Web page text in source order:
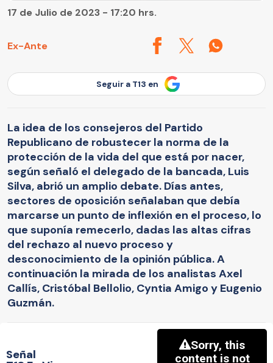
Ex-Ante
17 de Julio de 2023 - 17:20 hrs.
Seguir a T13 en
La idea de los consejeros del Partido
Republicano de robustecer la norma de la
protección de la vida del que está por nacer,
según señaló el delegado de la bancada, Luis
Silva, abrió un amplio debate. Días antes,
sectores de oposición señalaban que debía
marcarse un punto de inflexión en el proceso, lo
que suponía remecerlo, dadas las altas cifras
del rechazo al nuevo proceso y
desconocimiento de la opinión pública. A
continuación la mirada de los analistas Axel
Callís, Cristóbal Bellolio, Cyntia Amigo y Eugenio
Guzmán.
Señal